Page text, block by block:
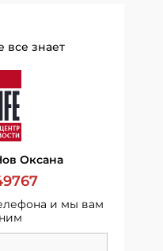
все знает
Оксана
и мы вам